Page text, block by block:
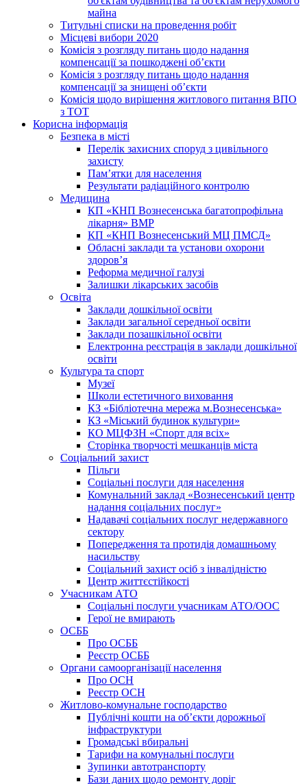
майна
Титульні списки на проведення робіт
Місцеві вибори 2020
Комісія з розгляду питань щодо надання
компенсації за пошкоджені об’єкти
Комісія з розгляду питань щодо надання
компенсації за знищені об’єкти
Комісія щодо вирішення житлового питання ВПО
з ТОТ
Корисна інформація
Безпека в місті
Перелік захисних споруд з цивільного
захисту
Пам’ятки для населення
Результати радіаційного контролю
Медицина
КП «КНП Вознесенська багатопрофільна
лікарня» ВМР
КП «КНП Вознесенський МЦ ПМСД»
Обласні заклади та установи охорони
здоров’я
Реформа медичної галузі
Залишки лікарських засобів
Освіта
Заклади дошкільної освіти
Заклади загальної середньої освіти
Заклади позашкільної освіти
Електронна реєстрація в заклади дошкільної
освіти
Культура та спорт
Музеї
Школи естетичного виховання
КЗ «Бібліотечна мережа м.Вознесенська»
КЗ «Міський будинок культури»
КО МЦФЗН «Спорт для всіх»
Сторінка творчості мешканців міста
Соціальний захист
Пільги
Соціальні послуги для населення
Комунальний заклад «Вознесенський центр
надання соціальних послуг»
Надавачі соціальних послуг недержавного
сектору
Попередження та протидія домашньому
насильству
Соціальний захист осіб з інвалідністю
Центр життєстійкості
Учасникам АТО
Соціальні послуги учасникам АТО/ООС
Герої не вмирають
ОСББ
Про ОСББ
Реєстр ОСББ
Органи самоорганізації населення
Про ОСН
Реєстр ОСН
Житлово-комунальне господарство
Публічні кошти на об’єкти дорожньої
інфраструктури
Громадські вбиральні
Тарифи на комунальні послуги
Зупинки автотранспорту
Бази даних щодо ремонту доріг